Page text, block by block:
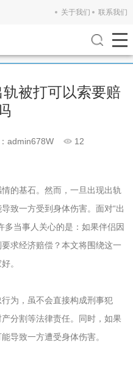
关于我们 联系我们
被打可以索要赔
admin678W 12
的基石。然而，一旦出现出轨
致一方受到身体伤害。面对“出
多当事人关心的是：如果伴侣因
求经济赔偿？本文将围绕这一
好。
为，虽不会直接构成刑事犯
分割等法律责任。同时，如果
导致一方遭受身体伤害。